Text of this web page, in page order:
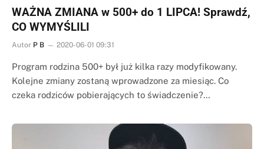
WAŻNA ZMIANA w 500+ do 1 LIPCA! Sprawdź,
CO WYMYŚLILI
Autor P B 2020-06-01 09:31
Program rodzina 500+ był już kilka razy modyfikowany.
Kolejne zmiany zostaną wprowadzone za miesiąc. Co
czeka rodziców pobierających to świadczenie?…